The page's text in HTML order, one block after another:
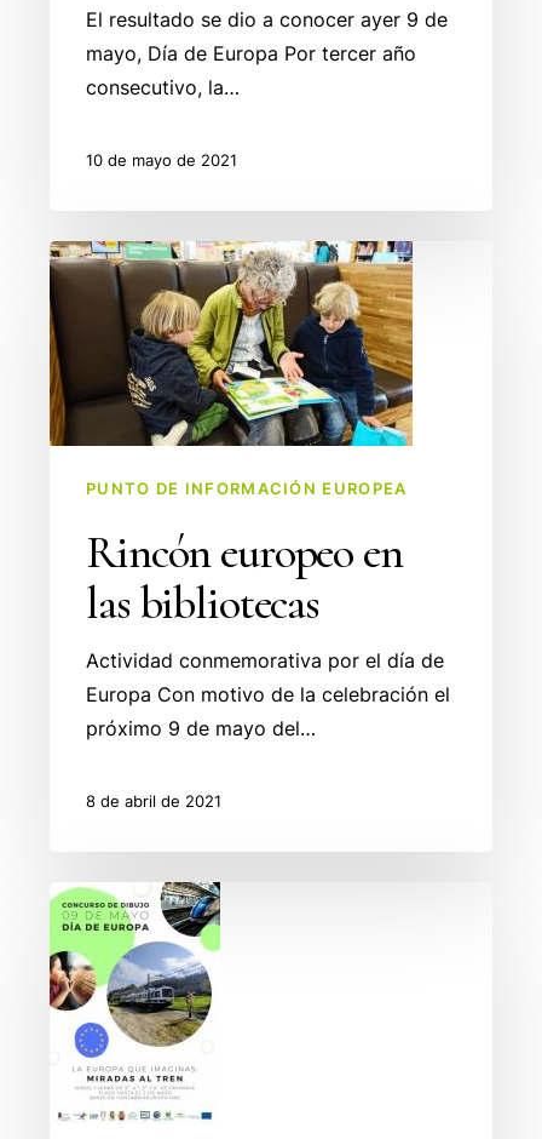
El resultado se dio a conocer ayer 9 de
mayo, Día de Europa Por tercer año
consecutivo, la…
10 de mayo de 2021
Rincón
europeo
en
las
bibliotecas
PUNTO DE INFORMACIÓN EUROPEA
Rincón europeo en
las bibliotecas
Actividad conmemorativa por el día de
Europa Con motivo de la celebración el
próximo 9 de mayo del…
8 de abril de 2021
III
Concurso
de
Dibujo
para
escolares